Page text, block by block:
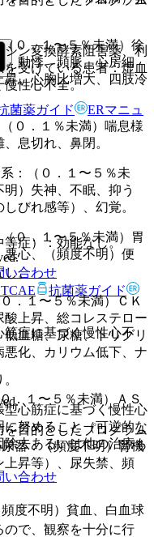
０．１〜５％未満）徐
動悸、頻脈、心房細
、心胸比増大、四肢冷
０．１％未満）喘息様
息切れ、鼻閉。
：（０．１〜５％未
）失神、不眠、抑う
びれ感等）、幻覚。
０．１〜５％未満）胃
心、（頻度不明）便
．１〜５％未満）ＣＫ
上昇、総コレステロー
血糖、尿糖、トリグリ
化、カリウム低下、ナ
．１〜５％未満）ＡＳ
器：（頻度不明）腎機
昇等）、尿失禁、頻
度不明）貧血、白血球
ン変換酵素阻害薬、利
受けている患者：虚血
性心不全。
症）：効能なし。
し。
症に基づく慢性心不
心筋症に基づく慢性心
努めること（可逆的な
去あるいは他の治療も
で、観察を十分に行
菌薬ガイド
ERマニュ
い合わせ
抗菌薬ガイド
目的としたプログラム
い合わせ